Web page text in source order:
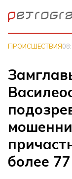
ПРОИСШЕСТВИЯ
более